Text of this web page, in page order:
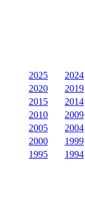
2025
2024
2020
2019
2015
2014
2010
2009
2005
2004
2000
1999
1995
1994